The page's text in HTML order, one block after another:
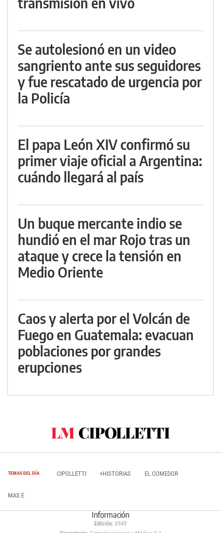
Se autolesionó en un video
sangriento ante sus seguidores
y fue rescatado de urgencia por
la Policía
El papa León XIV confirmó su
primer viaje oficial a Argentina:
cuándo llegará al país
Un buque mercante indio se
hundió en el mar Rojo tras un
ataque y crece la tensión en
Medio Oriente
Caos y alerta por el Volcán de
Fuego en Guatemala: evacuan
poblaciones por grandes
erupciones
TEMAS DEL DÍA CIPOLLETTI +HISTORIAS EL COMEDOR
MAS E
Información
Edición: 6949